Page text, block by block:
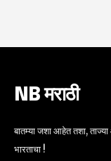
NB मराठी
बातम्या जशा आहेत तशा,
भारताचा !